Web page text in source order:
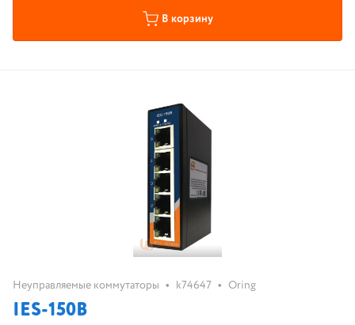
В корзину
Неуправляемые коммутаторы • k74647 • Oring
IES-150B